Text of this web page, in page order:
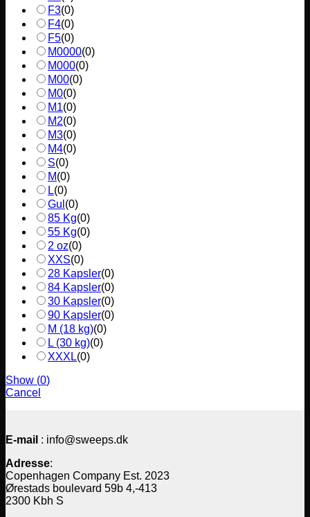
F3(0)
F4(0)
F5(0)
M0000(0)
M000(0)
M00(0)
M0(0)
M1(0)
M2(0)
M3(0)
M4(0)
S(0)
M(0)
L(0)
Gul (0)
85 Kg(0)
55 Kg(0)
2 oz(0)
XXS(0)
28 Kapsler(0)
84 Kapsler(0)
30 Kapsler(0)
90 Kapsler(0)
M (18 kg)(0)
L (30 kg)(0)
XXXL(0)
Show (0)
Cancel
E-mail : info@sweeps.dk
Adresse:
Copenhagen Company Est. 2023
Ørestads boulevard 59b 4,-413
2300 Kbh S